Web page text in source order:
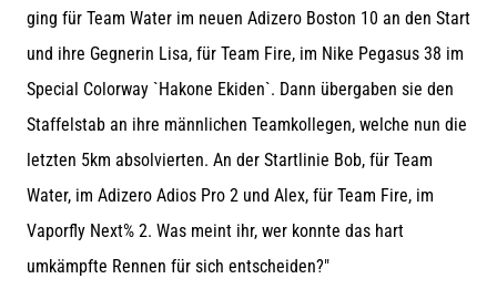
testet
Shuttle-
Run
Agilität
und
Wie
wird
ging für Team Water im neuen Adizero Boston 10 an den Start
und ihre Gegnerin Lisa, für Team Fire, im Nike Pegasus 38 im
Special Colorway `Hakone Ekiden`. Dann übergaben sie den
Staffelstab an ihre männlichen Teamkollegen, welche nun die
letzten 5km absolvierten. An der Startlinie Bob, für Team
Water, im Adizero Adios Pro 2 und Alex, für Team Fire, im
Vaporfly Next% 2. Was meint ihr, wer konnte das hart
umkämpfte Rennen für sich entscheiden?"